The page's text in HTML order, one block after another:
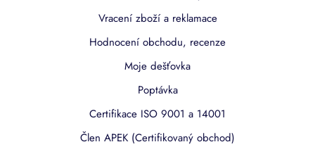
Vracení zboží a reklamace
Hodnocení obchodu, recenze
Moje dešťovka
Poptávka
Certifikace ISO 9001 a 14001
Člen APEK (Certifikovaný obchod)